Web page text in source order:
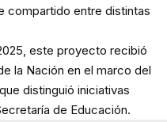
compartido entre distintas
este proyecto recibió
la Nación en el marco del
distinguió iniciativas
de Educación.